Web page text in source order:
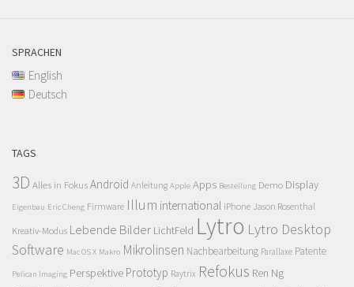
SPRACHEN
English
Deutsch
TAGS
3D Alles in FokusAndroid Anleitung Apple Apps Bestellung Demo Display
Eigenbau Eric Cheng Firmware Illum international iPhone Jason Rosenthal
Kreativ-Modus Lebende Bilder LichtFeld Lytro Lytro Desktop
Software Mac OS X Makro Mikrolinsen Nachbearbeitung Parallaxe Patente
Pelican Imaging Perspektive Prototyp Raytrix Refokus Ren Ng